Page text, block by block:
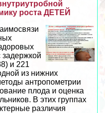
роста ДЕТЕЙ
и 221
из нижних
антропометрии
плода и оценка
В этих группах
различия